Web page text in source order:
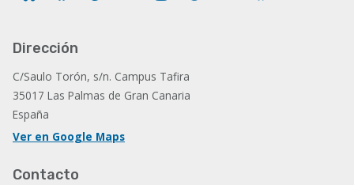
Dirección
C/Saulo Torón, s/n. Campus Tafira
35017 Las Palmas de Gran Canaria
España
Ver en Google Maps
Contacto